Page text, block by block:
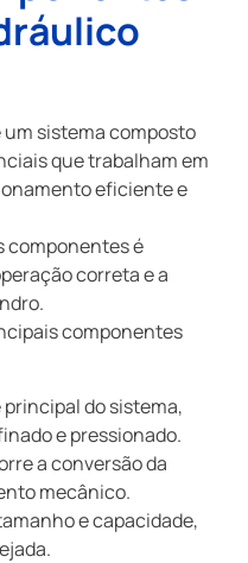
sistema composto
que trabalham em
eficiente e
componentes é
correta e a
componentes
do sistema,
e pressionado.
a conversão da
mecânico.
e capacidade,